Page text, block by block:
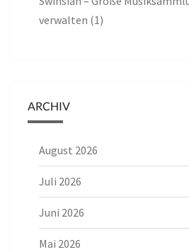
verwalten (1)
ARCHIV
August 2026
Juli 2026
Juni 2026
Mai 2026